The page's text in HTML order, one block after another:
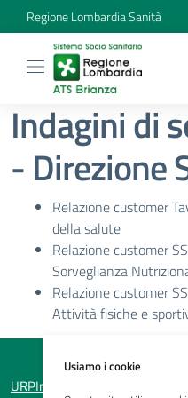
Regione Lombardia Sanità
Indagini di
- Direzione
Relazione customer
della salute
Relazione customer
Sorveglianza
Relazione customer
Attività fisiche e
URPInformativa sulla privacy
Usiamo i cookie